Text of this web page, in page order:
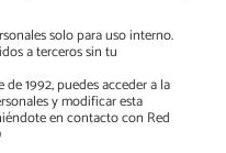
solo para uso interno.
a terceros sin tu
1992, puedes acceder a la
y modificar esta
en contacto con Red